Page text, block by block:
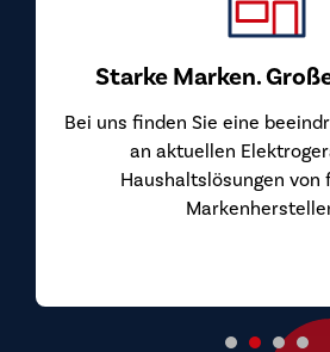
Starke Marken.
Bei uns finden Sie eine
an aktuellen
Haushaltslösungen von